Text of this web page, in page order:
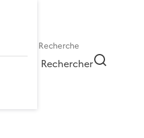
Rechercher